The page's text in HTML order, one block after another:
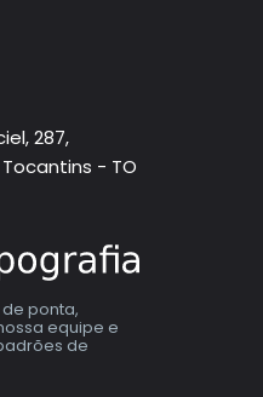
287,
- TO
ponta,
equipe e
de